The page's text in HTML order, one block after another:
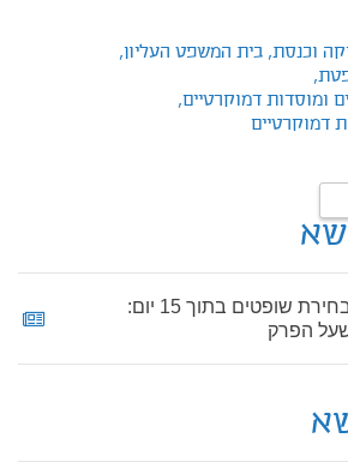
וכנסת, בית המשפט העליון,
ומוסדות דמוקרטיים,
דמוקרטיים
לוין יכנס את הוועדה לבחירת שופטים בתוך 15 יום:
שעל הפרק